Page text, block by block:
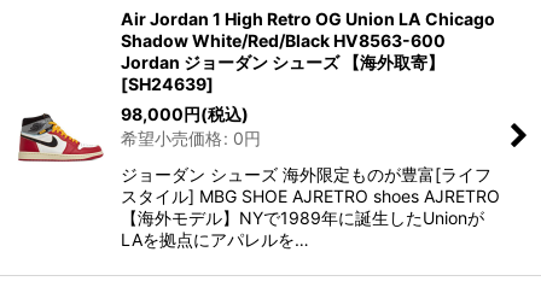
Air Jordan 1 High Retro OG Union LA Chicago
Shadow White/Red/Black HV8563-600
Jordan ジョーダン シューズ 【海外取寄】
[SH24639]
98,000円(税込)
希望小売価格: 0円
ジョーダン シューズ 海外限定ものが豊富[ライフ
スタイル] MBG SHOE AJRETRO shoes AJRETRO
【海外モデル】NYで1989年に誕生したUnionが
LAを拠点にアパレルを…